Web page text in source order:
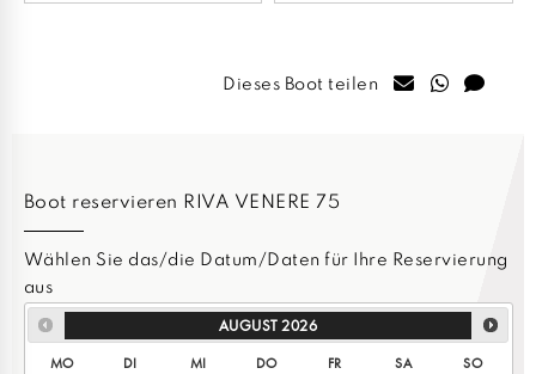
Dieses Boot teilen
Boot reservieren RIVA VENERE 75
Wählen Sie das/die Datum/Daten für Ihre Reservierung
aus
AUGUST 2026
MO DI MI DO FR SA
SO